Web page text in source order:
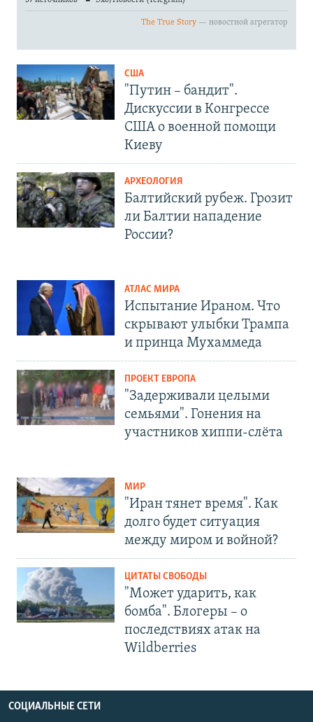
США
"Путин – бандит".
Дискуссии в Конгрессе
США о военной помощи
Киеву
АРХЕОЛОГИЯ
Балтийский рубеж. Грозит
ли Балтии нападение
России?
АТЛАС МИРА
Испытание Ираном. Что
скрывают улыбки Трампа
и принца Мухаммеда
ПРОЕКТ ЕВРОПА
"Задерживали целыми
семьями". Гонения на
участников хиппи-слёта
МИР
"Иран тянет время". Как
долго будет ситуация
между миром и войной?
ЦИТАТЫ СВОБОДЫ
"Может ударить, как
бомба". Блогеры – о
последствиях атак на
Wildberries
СОЦИАЛЬНЫЕ СЕТИ